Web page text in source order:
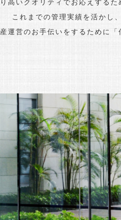
高いクオリティでお応えする
これまでの管理実績を活かし
運営のお手伝いをするために